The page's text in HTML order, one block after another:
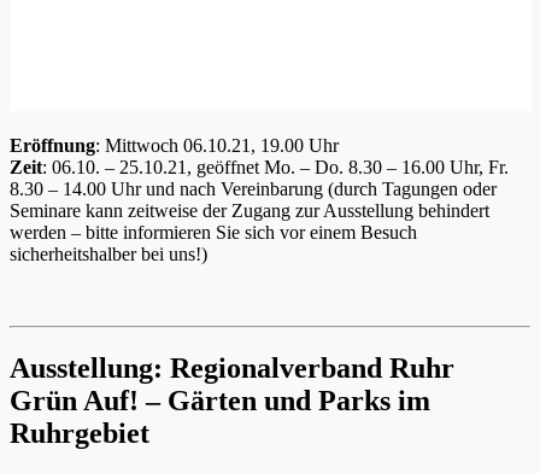
Eröffnung: Mittwoch 06.10.21, 19.00 Uhr
Zeit: 06.10. – 25.10.21, geöffnet Mo. – Do. 8.30 – 16.00 Uhr, Fr.
8.30 – 14.00 Uhr und nach Vereinbarung (durch Tagungen oder
Seminare kann zeitweise der Zugang zur Ausstellung behindert
werden – bitte informieren Sie sich vor einem Besuch
sicherheitshalber bei uns!)
Ausstellung: Regionalverband Ruhr
Grün Auf! – Gärten und Parks im
Ruhrgebiet